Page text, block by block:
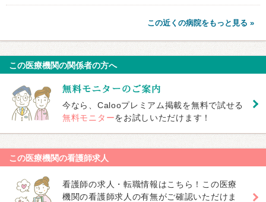
この近くの病院をもっと見る »
この医療機関の関係者の方へ
今なら、Calooプレミアム掲載を無料で試せる
無料モニターをお試しいただけます！
この医療機関の看護師求人
看護師の求人・転職情報はこちら！この医療
機関の看護師求人の有無がご確認いただけま